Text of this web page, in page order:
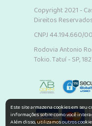
Copyright 2021 -
Direitos
CNPJ 44.194.660/
Rodovia Antonio
Tokio. Tatuí - SP,
Este site armazena cookies em seu
informações sobre como você
Além disso, utilizamos outros